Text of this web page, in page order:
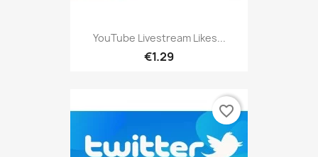
YouTube Livestream Likes...
€1.29
favorite_border